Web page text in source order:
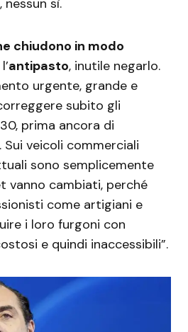
sì.
chiudono in modo
antipasto, inutile negarlo.
urgente, grande e
subito gli
prima ancora di
veicoli commerciali
sono semplicemente
vanno cambiati, perché
come artigiani e
i loro furgoni con
e quindi inaccessibili”.